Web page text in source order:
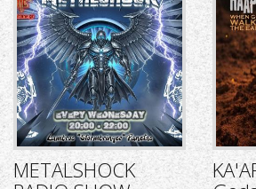
METALSHOCK